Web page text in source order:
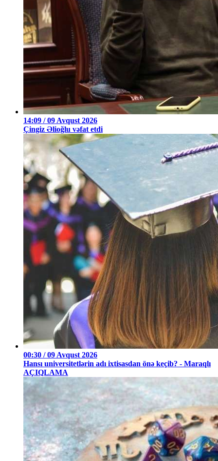
14:09 / 09 Avqust 2026
Çingiz Əlioğlu vəfat etdi
00:30 / 09 Avqust 2026
Hansı universitetlərin adı ixtisasdan önə keçib? - Maraqlı
AÇIQLAMA